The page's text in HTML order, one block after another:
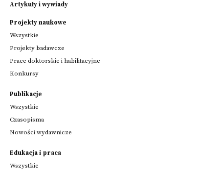
Artykuły i wywiady
Projekty naukowe
Wszystkie
Projekty badawcze
Prace doktorskie i habilitacyjne
Konkursy
Publikacje
Wszystkie
Czasopisma
Nowości wydawnicze
Edukacja i praca
Wszystkie